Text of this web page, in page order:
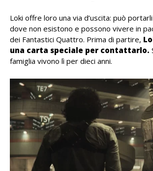
Loki offre loro una via d’uscita: può
dove non esistono e possono vivere in
dei Fantastici Quattro. Prima di partire,
una carta speciale per contattarlo.
famiglia vivono lì per dieci anni.